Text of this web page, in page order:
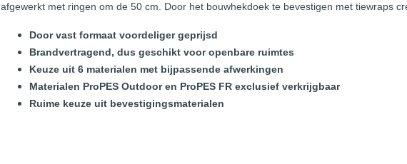
afgewerkt met ringen om de 50 cm. Door het bouwhekdoek te bevestigen met tiewraps
Door vast formaat voordeliger geprijsd
Brandvertragend, dus geschikt voor openbare ruimtes
Keuze uit 6 materialen met bijpassende afwerkingen
Materialen ProPES Outdoor en ProPES FR exclusief verkrijgbaar
Ruime keuze uit bevestigingsmaterialen